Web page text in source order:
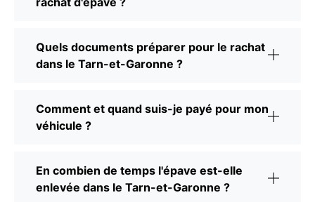
Quels documents préparer pour le rachat
dans le Tarn-et-Garonne ?
Comment et quand suis-je payé pour mon
véhicule ?
En combien de temps l'épave est-elle
enlevée dans le Tarn-et-Garonne ?